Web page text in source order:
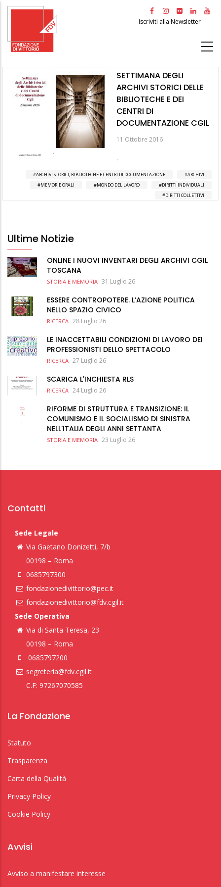
Salta
principale
Iscriviti alla Newsletter
SETTIMANA DEGLI
ARCHIVI STORICI DELLE
BIBLIOTECHE E DEI
CENTRI DI
DOCUMENTAZIONE CGIL
11 Ottobre 2016
.
ARCHIVI STORICI, BIBLIOTECHE E CENTRI DI DOCUMENTAZIONE
ARCHIVI
MEMORIE ORALI
MONDO DEL LAVORO
DIRITTI INDIVIDUALI
DIRITTI COLLETTIVI
Ultime Notizie
ONLINE I NUOVI INVENTARI DEGLI ARCHIVI CGIL
TOSCANA
STORIA E MEMORIA 31 Luglio 26
ESSERE CONTROPOTERE. L’AZIONE POLITICA
NELLO SPAZIO CIVICO
RICERCA 28 Luglio 26
LE INACCETTABILI CONDIZIONI DI LAVORO DEI
PROFESSIONISTI DELLO SPETTACOLO
RICERCA 27 Luglio 26
SCARICA L'INCHIESTA RLS
RICERCA 24 Luglio 26
RIFORME DI STRUTTURA E TRANSIZIONE: IL
COMUNISMO E IL SOCIALISMO DI SINISTRA
NELL'ITALIA DEGLI ANNI SETTANTA
STORIA E MEMORIA 23 Luglio 26
Contatti
Sede Legale
Via Gaetano Donizetti, 7/b
00198 – Roma
0685797300
fondazionedivittorio@pec.it
fondazionedivittorio@fdv.cgil.it
Sede Operativa
Via di Santa Teresa, 23
00198 – Roma
0685797200
segreteria@fdv.cgil.it
C.F: 97267070585
La Fondazione
Statuto
Trasparenza
Carta della Qualità
Privacy Policy
Cookie Policy
Avvisi
Avviso a manifestare interesse